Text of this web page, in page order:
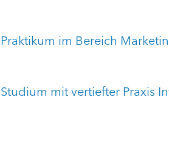
Praktikum im Bereich
Studium mit vertiefter Praxis